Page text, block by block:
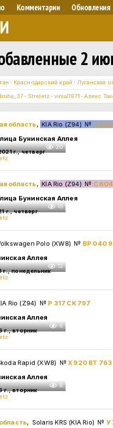
Комментарии Обновления
2
· Краснодарский край · Луганская
· Streletz · vinial1971 ·Алекс
20
область, KIA Rio (Z94) № С
Бунинская Аллея
г., четверг
15
область, KIA Rio (Z94) № С
Бунинская Аллея
г., четверг
12
Polo (XW8) № ВР 040
Аллея
г., понедельник
6
Rio (Z94) № Р 317 СК 797
Аллея
г., вторник
8
Rapid (XW8) №Х 920 ВТ 763
Аллея
г., вторник
, Solaris KRS (KIA Rio) № У